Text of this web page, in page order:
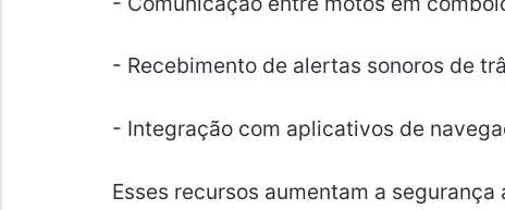
- Recebimento de alertas sonoros de
- Integração com aplicativos de
Esses recursos aumentam a